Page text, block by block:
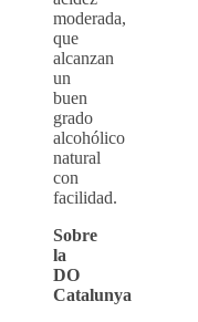
moderada,
que
alcanzan
un
buen
grado
alcohólico
natural
con
facilidad.
Sobre
la
DO
Catalunya